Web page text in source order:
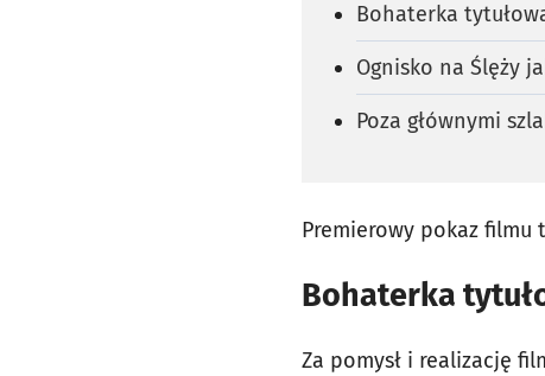
Bohaterka
Ognisko na Ślęży
Poza głównymi
Premierowy pokaz filmu
Bohaterka
Za pomysł i realizację